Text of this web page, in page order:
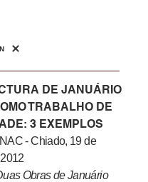
DE JANUÁRIO
TRABALHO DE
3 EXEMPLOS
- Chiado, 19 de
Obras de Januário